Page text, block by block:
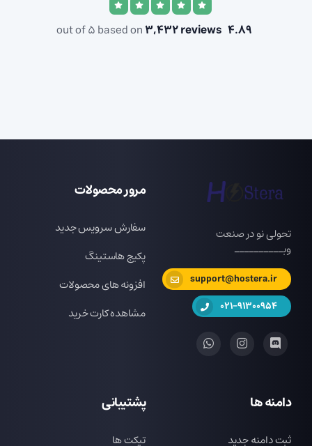
4.89
3,432 reviews
تحولی نو در صنعت
وبــــــــــ
support@hostera.ir
021-91300954
مرور محصولات
سفارش سرویس جدید
پکیج هاستینگ
افزونه های محصولات
مشاهده کارت خرید
دامنه ها
ثبت دامنه جدید
پشتیبانی
تیکت ها